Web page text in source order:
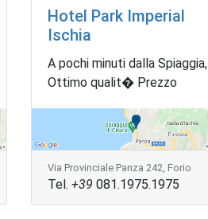
Hotel Park Imperial
Ischia
A pochi minuti dalla Spiaggia,
Ottimo qualit� Prezzo
Via Provinciale Panza 242, Forio
Tel. +39 081.1975.1975